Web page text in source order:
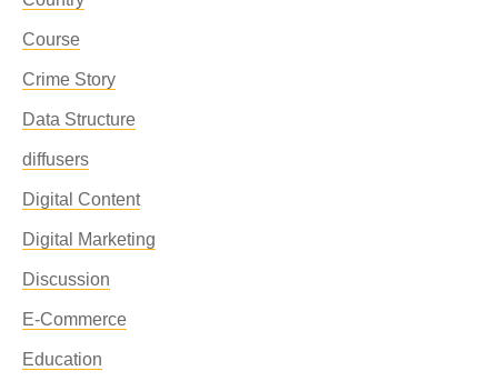
Course
Crime Story
Data Structure
diffusers
Digital Content
Digital Marketing
Discussion
E-Commerce
Education